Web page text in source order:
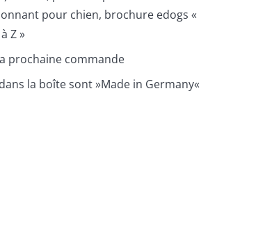
pour chien, brochure edogs «
Z »
prochaine commande
la boîte sont »Made in Germany«